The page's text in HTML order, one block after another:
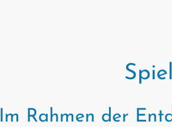
Im Rahmen der